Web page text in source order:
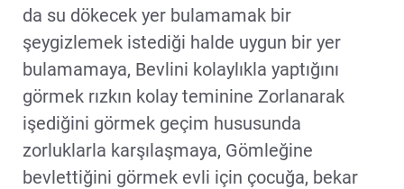
da su dökecek yer bulamamak bir
şeygizlemek istediği halde uygun bir yer
bulamamaya, Bevlini kolaylıkla yaptığını
görmek rızkın kolay teminine Zorlanarak
işediğini görmek geçim hususunda
zorluklarla karşılaşmaya, Gömleğine
bevlettiğini görmek evli için çocuğa, bekar